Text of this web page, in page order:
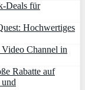
Deals für
Hochwertiges
Channel in
Rabatte auf